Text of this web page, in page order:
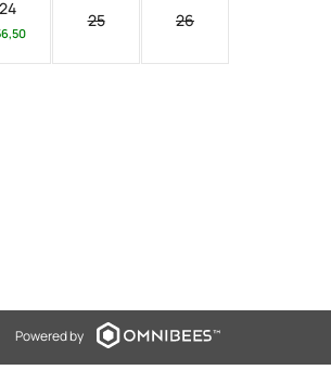
24
25 26
Powered by